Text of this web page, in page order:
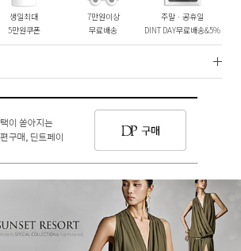
생일최대
5만원쿠폰
7만원이상
무료배송
주말ㆍ공휴일
DINT DAY무료배송&5%